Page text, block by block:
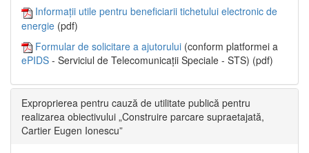
Informații utile pentru beneficiarii tichetului electronic de
energie (pdf)
Formular de solicitare a ajutorului (conform platformei a
ePIDS - Serviciul de Telecomunicații Speciale - STS) (pdf)
Exproprierea pentru cauză de utilitate publică pentru
realizarea obiectivului „Construire parcare supraetajată,
Cartier Eugen Ionescu”